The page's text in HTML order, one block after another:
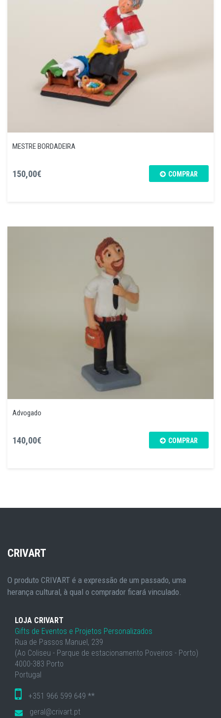
MESTRE BORDADEIRA
150,00€ COMPRAR
Advogado
140,00€ COMPRAR
CRIVART
O produto CRIVART é a expressão de um passado, uma
herança cultural, à qual o comprador ficará vinculado.
LOJA CRIVART
Gifts de Eventos e Projetos Personalizados
Rua de Passos Manuel, 239
(Ao Coliseu - Parque de estacionamento Poveiros - Porto)
4000-383 Porto
Portugal
+351 966 599 649 **
geral@crivart.pt